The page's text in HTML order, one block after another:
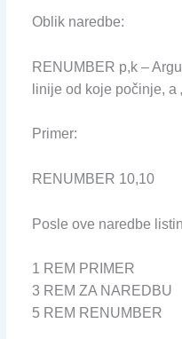
Oblik naredbe:
RENUMBER p,k –
linije od koje počinje, a
Primer:
RENUMBER 10,10
Posle ove naredbe
1 REM PRIMER
3 REM ZA NAREDBU
5 REM RENUMBER